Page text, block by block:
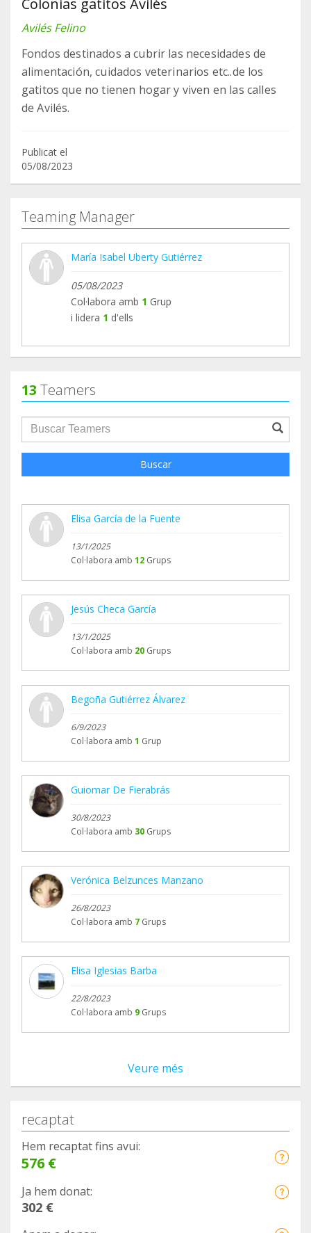
Avilés Felino
Fondos destinados a cubrir las necesidades de
alimentación, cuidados veterinarios etc..de los
gatitos que no tienen hogar y viven en las calles
de Avilés.
Publicat el
05/08/2023
Teaming Manager
María Isabel Uberty Gutiérrez
05/08/2023
Col·labora amb 1 Grup
i lidera 1 d'ells
13 Teamers
groupProfile.searchForm.search.text???
Buscar
Elisa García de la Fuente
13/1/2025
Col·labora amb 12 Grups
Jesús Checa García
13/1/2025
Col·labora amb 20 Grups
Begoña Gutiérrez Álvarez
6/9/2023
Col·labora amb 1 Grup
Guiomar De Fierabrás
30/8/2023
Col·labora amb 30 Grups
Verónica Belzunces Manzano
26/8/2023
Col·labora amb 7 Grups
Elisa Iglesias Barba
22/8/2023
Col·labora amb 9 Grups
Veure més
recaptat
Hem recaptat fins avui:
576 €
Ja hem donat:
302 €